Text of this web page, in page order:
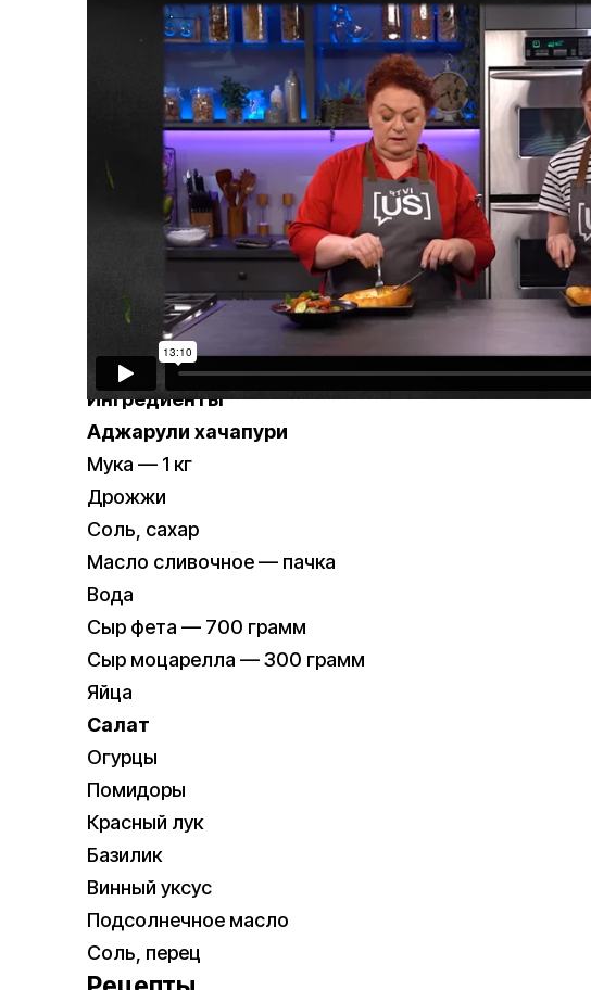
Ингредиенты
Аджарули хачапури
Мука — 1 кг
Дрожжи
Соль, сахар
Масло сливочное — пачка
Вода
Сыр фета — 700 грамм
Сыр моцарелла — 300 грамм
Яйца
Салат
Огурцы
Помидоры
Красный лук
Базилик
Винный уксус
Подсолнечное масло
Соль, перец